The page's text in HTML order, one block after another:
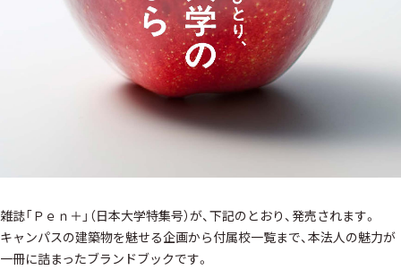
雑誌「Ｐｅｎ＋」（日本大学特集号）が、下記のとおり、発売されます。
キャンパスの建築物を魅せる企画から付属校一覧まで、本法人の魅力が
一冊に詰まったブランドブックです。